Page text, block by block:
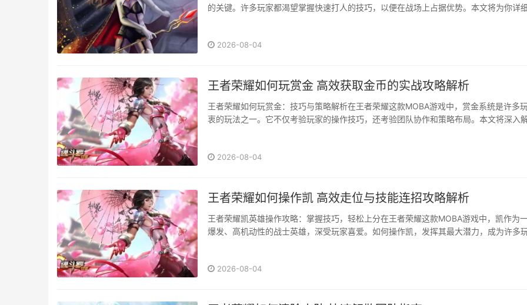
的关键。许多玩家都渴望掌握快速打人的技巧，以便在战场上占据优势。本文将为你详
2026-08-04
王者荣耀如何玩赏金 高效获取金币的实战攻略解析
王者荣耀如何玩赏金：技巧与策略解析在王者荣耀这款MOBA游戏中，赏金系统是许多
衷的玩法之一。它不仅考验玩家的操作技巧，还考验团队协作和策略布局。本文将深入
2026-08-04
王者荣耀如何操作凯 高效走位与技能连招攻略解析
王者荣耀凯英雄操作攻略：掌握技巧，轻松上分在王者荣耀这款MOBA游戏中，凯作为
爆发、高机动性的战士英雄，深受玩家喜爱。如何操作凯，发挥其最大潜力，成为许多
2026-08-04